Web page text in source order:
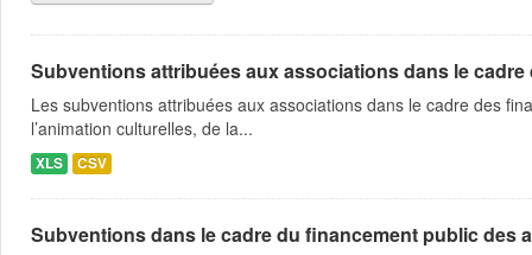
Subventions attribuées aux associations dans le
Les subventions attribuées aux associations dans le cadre des
l’animation culturelles, de la...
XLS CSV
Subventions dans le cadre du financement public des